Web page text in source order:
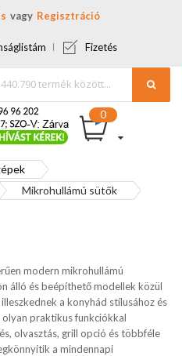
Regisztráció
Fizetés
Mikrohullámú sütők
modern mikrohullámú
álló és beépíthető modellek közül
a konyhád stílusához és
praktikus funkciókkal
olvasztás, grill opció és többféle
a mindennapi